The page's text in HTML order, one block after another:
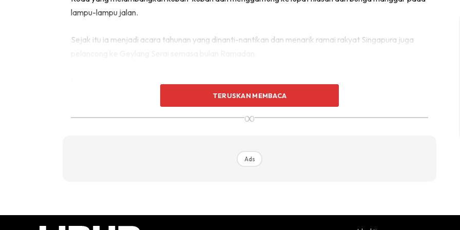
lampu-lampu jalan.
Sejak itu ia menjadi acara tahunan yang dinanti-nantikan dan menarik ramai rakyat Singapura juga
Menyebut Geylang Serai pasti ramai yang mempunyai kenangan manis terhadap pasar lama dan
bazar hari raya tahunan. Ia merupakan salah sebuah penempatan Melayu yang paling tua di Singapura
pelbagai masyarakat yang tinggal dan bekerja di sini. Selain itu ia juga merupakan tempat berbilang
budaya yang penuh warna dengan sejarah yang menarik.
berkunjung ke sini.
TERUSKAN MEMBACA
∞
Ads